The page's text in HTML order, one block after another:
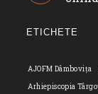
ETICHETE
AJOFM Dâmbovița
Arhiepiscopia